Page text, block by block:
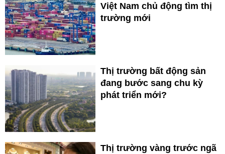
Việt Nam chủ động tìm thị
trường mới
Thị trường bất động sản
đang bước sang chu kỳ
phát triển mới?
Thị trường vàng trước ngã